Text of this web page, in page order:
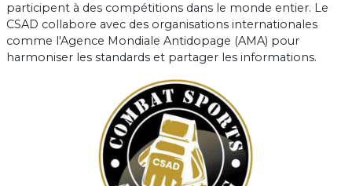
participent à des compétitions dans le monde entier. Le
CSAD collabore avec des organisations internationales
comme l'Agence Mondiale Antidopage (AMA) pour
harmoniser les standards et partager les informations.